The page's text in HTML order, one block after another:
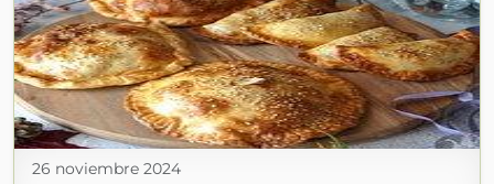
26 noviembre 2024